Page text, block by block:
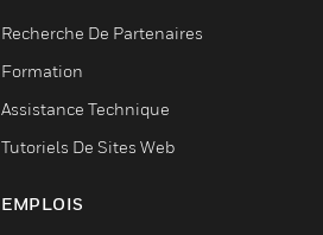
Recherche De Partenaires
Formation
Assistance Technique
Tutoriels De Sites Web
EMPLOIS